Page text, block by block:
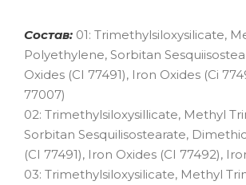
Состав: 01: Trimethylsiloxysilicate,
Polyethylene, Sorbitan
Oxides (CI 77491), Iron Oxides (Ci
77007)
02: Trimethylsiloxysillicate, Methyl
Sorbitan Sesquilisostearate,
(CI 77491), Iron Oxides (CI 77492),
03: Trimethylsiloxysilicate, Methyl